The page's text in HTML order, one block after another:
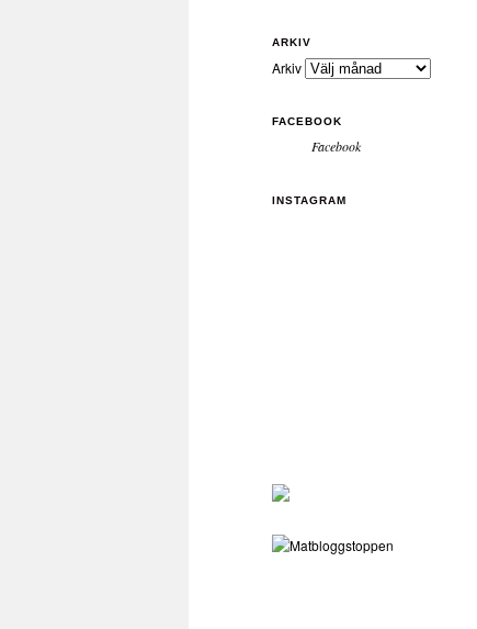
ARKIV
Arkiv
FACEBOOK
Facebook
INSTAGRAM